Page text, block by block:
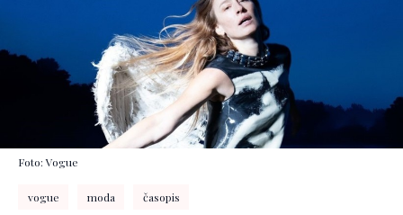
Foto: Vogue
vogue moda časopis